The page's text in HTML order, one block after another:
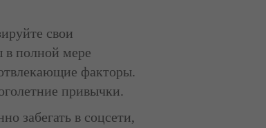
свои
в полной мере
факторы.
привычки.
забегать в соцсети,